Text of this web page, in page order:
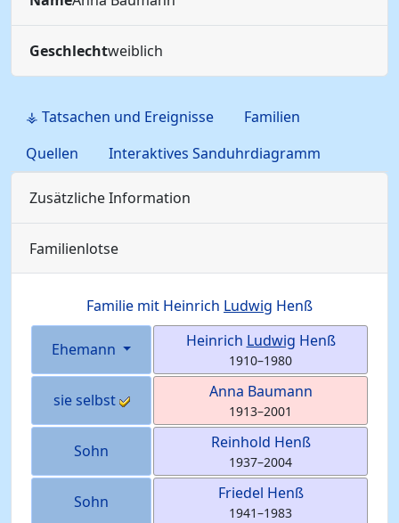
Geschlechtweiblich
⚶ Tatsachen und Ereignisse
Familien
Quellen
Interaktives Sanduhrdiagramm
Zusätzliche Information
Familienlotse
Familie mit Heinrich Ludwig Henß
Ehemann Heinrich Ludwig Henß
1910–1980
sie selbst Anna Baumann
1913–2001
Sohn Reinhold Henß
1937–2004
Sohn Friedel Henß
1941–1983